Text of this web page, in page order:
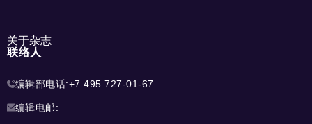
关于杂志
联络人
编辑部电话:+7 495 727-01-67
编辑电邮: